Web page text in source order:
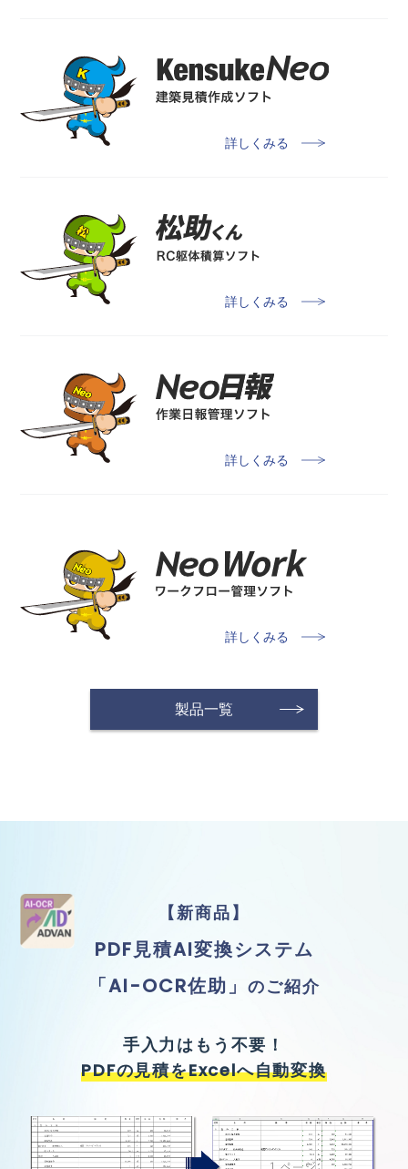
詳しくみる
詳しくみる
詳しくみる
詳しくみる
製品一覧
【新商品】
PDF見積AI変換システム
「AI-OCR佐助」 のご紹介
手入力はもう不要！
PDFの見積をExcelへ自動変換